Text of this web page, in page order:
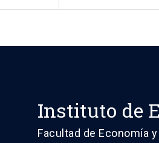
Instituto de
Facultad de Economía